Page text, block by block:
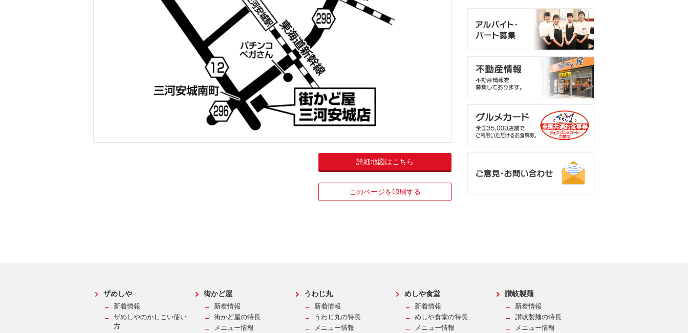
詳細地図はこちら
このページを印刷する
ザめしや
新着情報
ザめしやのかしこい使い
方
街かど屋
新着情報
街かど屋の特長
メニュー情報
うわじ丸
新着情報
うわじ丸の特長
メニュー情報
めしや食堂
新着情報
めしや食堂の特長
メニュー情報
讃岐製麺
新着情報
讃岐製麺の特長
メニュー情報